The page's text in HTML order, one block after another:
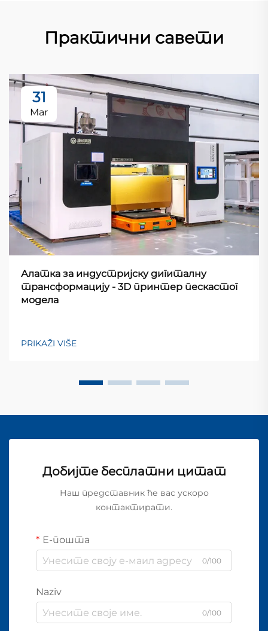
Практични савети
31
Mar
Алатка за индустријску дигиталну
трансформацију - 3D принтер пескастог
модела
PRIKAŽI VIŠE
Добијте бесплатни цитат
Наш представник ће вас ускоро
контактирати.
Е-пошта
0/100
Naziv
0/100